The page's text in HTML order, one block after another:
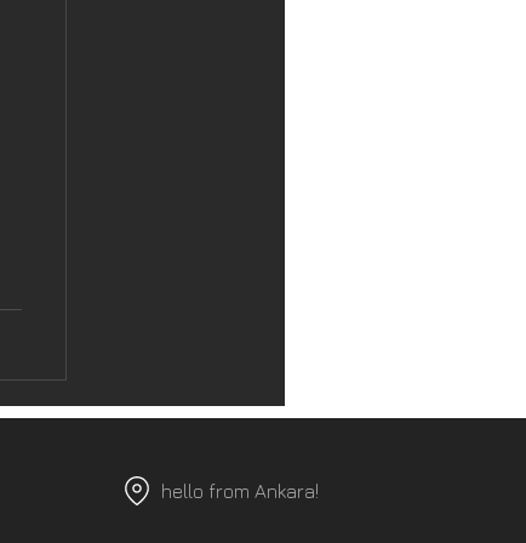
hello from Ankara!